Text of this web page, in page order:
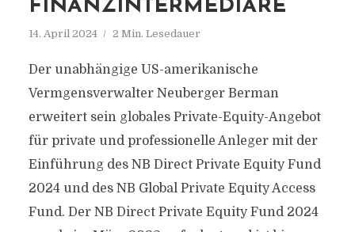
FINANZINTERMEDIÄRE
14. April 2024 2 Min. Lesedauer
Der unabhängige US-amerikanische
Vermgensverwalter Neuberger Berman
erweitert sein globales Private-Equity-Angebot
für private und professionelle Anleger mit der
Einführung des NB Direct Private Equity Fund
2024 und des NB Global Private Equity Access
Fund. Der NB Direct Private Equity Fund 2024